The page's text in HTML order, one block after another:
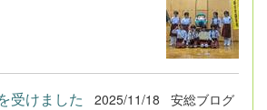
受けました 2025/11/18 安総ブログ